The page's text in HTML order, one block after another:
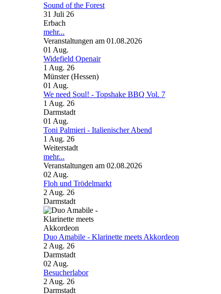
Sound of the Forest
31 Juli 26
Erbach
mehr...
Veranstaltungen am 01.08.2026
01 Aug.
Widefield Openair
1 Aug. 26
Münster (Hessen)
01 Aug.
We need Soul! - Topshake BBQ Vol. 7
1 Aug. 26
Darmstadt
01 Aug.
Toni Palmieri - Italienischer Abend
1 Aug. 26
Weiterstadt
mehr...
Veranstaltungen am 02.08.2026
02 Aug.
Floh und Trödelmarkt
2 Aug. 26
Darmstadt
Duo Amabile - Klarinette meets Akkordeon
2 Aug. 26
Darmstadt
02 Aug.
Besucherlabor
2 Aug. 26
Darmstadt